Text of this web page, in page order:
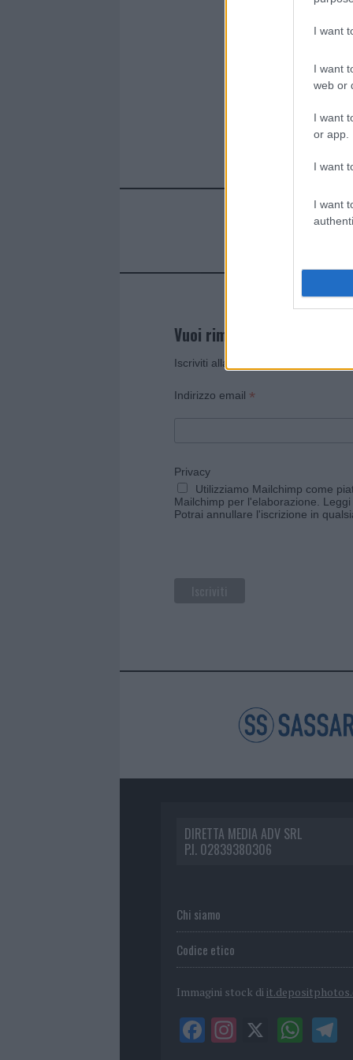
I want
I want
web or
I want
or app.
I want
I want
Vuoi rimanere sempre
Iscriviti alla newsletter di Gallura
Indirizzo email *
Privacy
Utilizziamo Mailchimp come
Mailchimp per l'elaborazione.
Potrai annullare l'iscrizione in
DIRETTA MEDIA ADV SRL
P.I. 02839380306
Chi siamo
Codice etico
Immagini stock di